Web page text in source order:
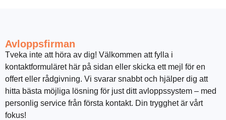
Avloppsfirman
Tveka inte att höra av dig! Välkommen att fylla i
kontaktformuläret här på sidan eller skicka ett mejl för en
offert eller rådgivning. Vi svarar snabbt och hjälper dig att
hitta bästa möjliga lösning för just ditt avloppssystem – med
personlig service från första kontakt. Din trygghet är vårt
fokus!